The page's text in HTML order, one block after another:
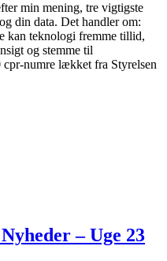
min mening, tre vigtigste
din data. Det handler om:
kan teknologi fremme tillid,
og stemme til
numre lækket fra Styrelsen
– Uge 23